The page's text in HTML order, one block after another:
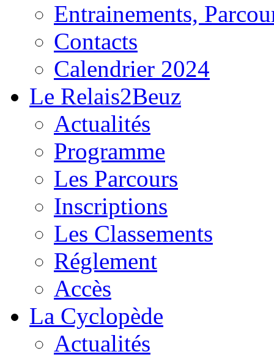
Entrainements,
Contacts
Calendrier 2024
Le Relais2Beuz
Actualités
Programme
Les Parcours
Inscriptions
Les Classements
Réglement
Accès
La Cyclopède
Actualités